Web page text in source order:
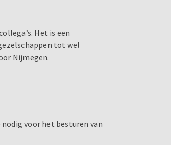
Het is een
tot wel
Nijmegen.
voor het besturen van